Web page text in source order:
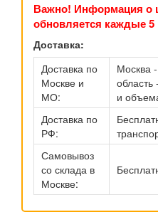
Важно! Информация о
обновляется каждые 5
Доставка:
Доставка по
Москве и
МО:
Москва
область
и
Доставка по
РФ:
Самовывоз
со склада в
Москве: